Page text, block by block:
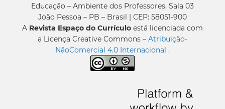
Educação – Ambiente dos Professores, Sala 03
João Pessoa – PB – Brasil | CEP: 58051-900
A Revista Espaço do Currículo está licenciada com
a Licença Creative Commons – Atribuição-
NãoComercial 4.0 Internacional .